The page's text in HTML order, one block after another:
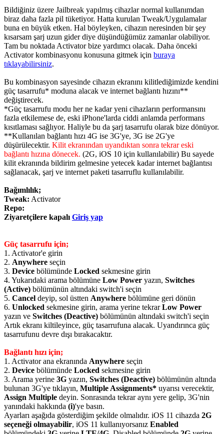
Bildiğiniz üzere Jailbreak yapılmış cihazlar normal kullanımdan
biraz daha fazla pil tüketiyor. Hatta kurulan Tweak/Uygulamalar
buna en büyük etken. Hal böyleyken, cihazın neresinden bir şey
kısarsam şarj uzun gider diye düşündüğümüz zamanlar olabiliyor.
Tam bu noktada Activator bize yardımcı olacak. Daha önceki
Activator kombinasyonu konusuna gitmek için buraya
tıklayabilirsiniz.
Bu kombinasyon sayesinde cihazın ekranını kilitlediğimizde kendini
güç tasarrufu* moduna alacak ve internet bağlantı hızını**
değiştirecek.
*Güç tasarrufu modu her ne kadar yeni cihazların performansını
fazla etkilemese de, eski iPhone'larda ciddi anlamda performans
kısıtlaması sağlıyor. Haliyle bu da şarj tasarrufu olarak bize dönüyor.
**Kullanılan bağlantı hızı 4G ise 3G'ye, 3G ise 2G'ye
düşürülecektir. Kilit ekranından uyandıktan sonra tekrar eski
bağlantı hızına dönecek. (2G, iOS 10 için kullanılabilir) Bu sayede
kilit ekranında bildirim gelmesine yetecek kadar internet bağlantısı
sağlanacak, şarj ve internet paketi tasarruflu kullanılabilir.
Bağımlılık;
Tweak: Activator
Repo:
Ziyaretçilere kapalı Giriş yap
Güç tasarrufu için;
1. Activator'e girin
2. Anywhere seçin
3. Device bölümünde Locked sekmesine girin
4. Yukarıdaki arama bölümüne Low Power yazın, Switches
(Active) bölümünün altındaki switch'i seçin
5. Cancel deyip, sol üstten Anywhere bölümüne geri dönün
6. Unlocked sekmesine girin, arama yerine tekrarLow Power
yazın ve Switches (Deactive) bölümünün altındaki switch'i seçin
Artık ekranı kiltileyince, güç tasarrufuna alacak. Uyandırınca güç
tasarrufunu devre dışı bırakacaktır.
Bağlantı hızı için;
1. Activator ana ekranında Anywhere seçin
2. Device bölümünde Locked sekmesine girin
3. Arama yerine 3G yazın, Switches (Deactive) bölümünün altında
bulunan 3G'ye tıklayın, Multiple Assignments* uyarısı verecektir,
Assign Multiple deyin. Sonrasında tekrar aynı yere gelip, 3G'nin
yanındaki hakkında (i)'ye basın.
Ayarları aşağıda gösterdiğim şekilde olmalıdır. iOS 11 cihazda 2G
seçeneği olmayabilir, iOS 11 kullanıyorsanız Enabled